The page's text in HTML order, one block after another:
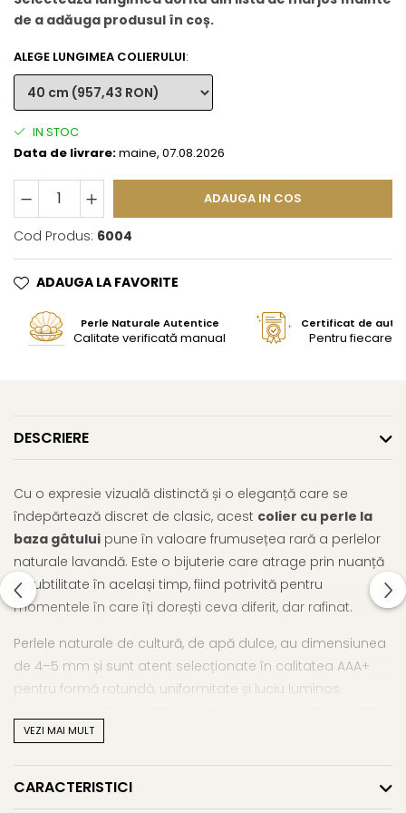
de a adăuga produsul în coș.
ALEGE LUNGIMEA COLIERULUI:
IN STOC
Data de livrare:maine, 07.08.2026
ADAUGA IN COS
Cod Produs: 6004
ADAUGA LA FAVORITE
Perle Naturale Autentice
Calitate verificată manual
Certificat de
Pentru fiecare
DESCRIERE
Cu o expresie vizuală distinctă și o eleganță care se
îndepărtează discret de clasic, acest colier cu perle la
baza gâtului pune în valoare frumusețea rară a perlelor
naturale lavandă. Este o bijuterie care atrage prin nuanță
și subtilitate în același timp, fiind potrivită pentru
momentele în care îți dorești ceva diferit, dar rafinat.
Perlele naturale de cultură, de apă dulce, au dimensiunea
de 4–5 mm și sunt atent selecționate în calitatea AAA+
pentru formă rotundă, uniformitate și luciu luminos.
profunzime aparte, oferind colierului o identitate vizuală
Așezat la baza gâtului, colierul cu perle mici urmărește
VEZI MAI MULT
CARACTERISTICI